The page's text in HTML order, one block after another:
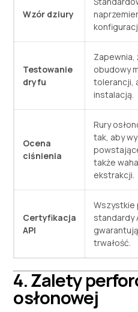
Wzór dziury
Testowanie
dryfu
Zapewnia,
obudowy
tolerancji,
instalacją.
Ocena
ciśnienia
Rury
tak, aby
także
ekstrakcji.
Certyfikacja
API
Wszystkie
standardy
trwałość.
4. Zalety
osłonowej